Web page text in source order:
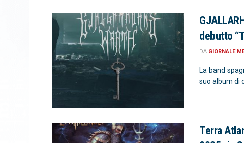
debutto
DA GIORNALE
La band
suo album di
Terra